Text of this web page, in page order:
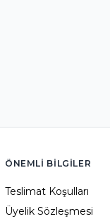
ÖNEMLI BILGILER
Teslimat Koşulları
Üyelik Sözleşmesi